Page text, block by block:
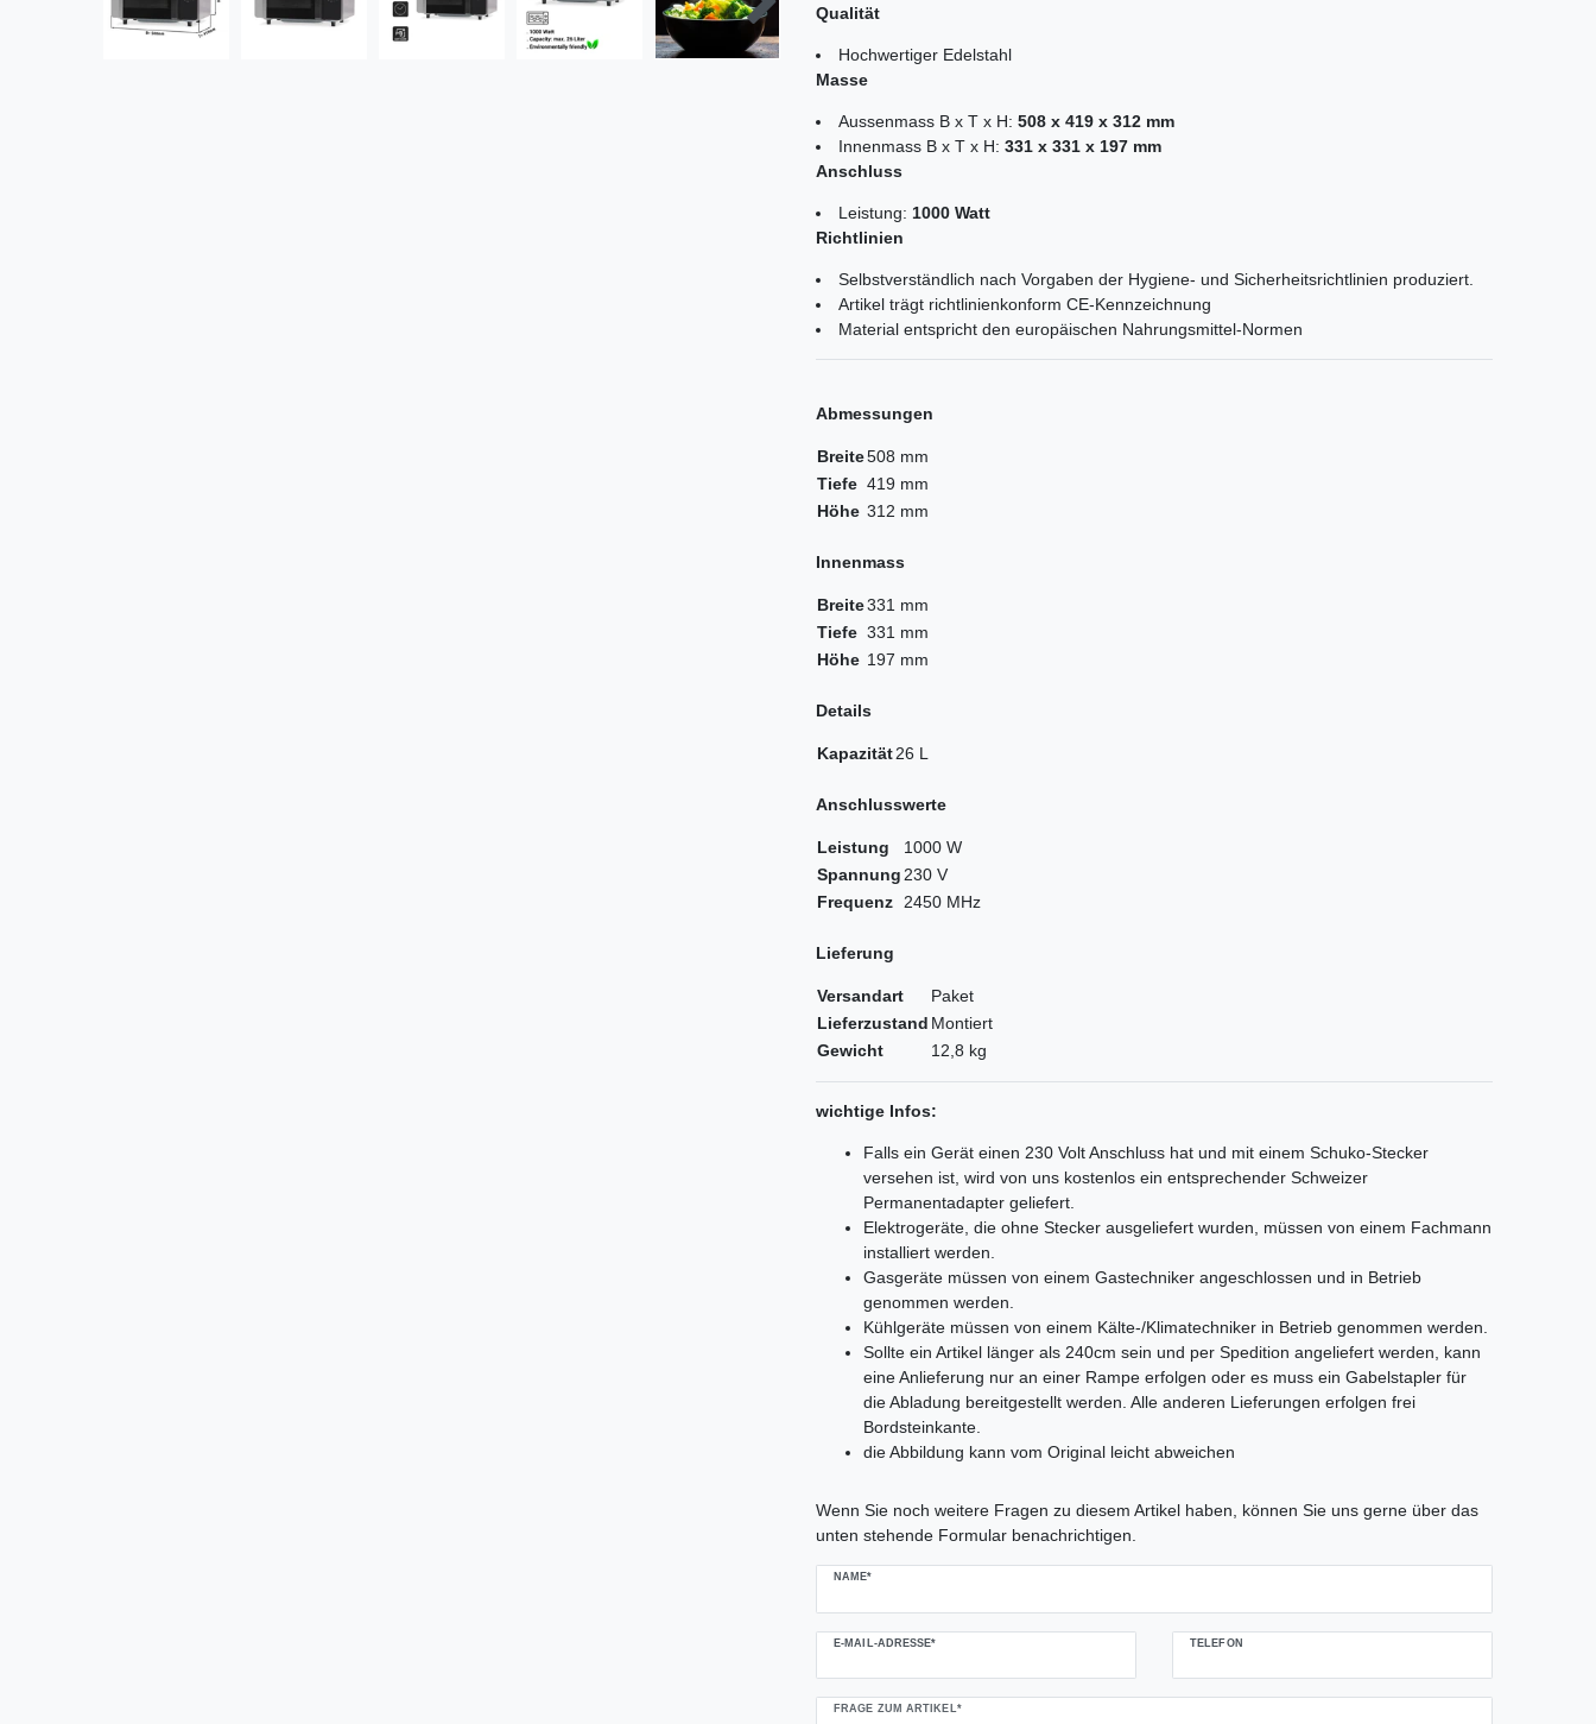
Qualität
Hochwertiger Edelstahl
Masse
Aussenmass B x T x H: 508 x 419 x 312 mm
Innenmass B x T x H: 331 x 331 x 197 mm
Anschluss
Leistung: 1000 Watt
Richtlinien
Selbstverständlich nach Vorgaben der Hygiene- und Sicherheitsrichtlinien produziert.
Artikel trägt richtlinienkonform CE-Kennzeichnung
Material entspricht den europäischen Nahrungsmittel-Normen
Abmessungen
Breite508 mm
Tiefe 419 mm
Höhe 312 mm
Innenmass
Breite331 mm
Tiefe 331 mm
Höhe 197 mm
Details
Kapazität26 L
Anschlusswerte
Leistung
1000 W
Spannung230 V
Frequenz 2450 MHz
Lieferung
Versandart
Paket
Lieferzustand Montiert
Gewicht
12,8 kg
wichtige Infos:
Falls ein Gerät einen 230 Volt Anschluss hat und mit einem Schuko-Stecker
versehen ist, wird von uns kostenlos ein entsprechender Schweizer
Permanentadapter geliefert.
Elektrogeräte, die ohne Stecker ausgeliefert wurden, müssen von einem Fachmann
installiert werden.
Gasgeräte müssen von einem Gastechniker angeschlossen und in Betrieb
genommen werden.
Kühlgeräte müssen von einem Kälte-/Klimatechniker in Betrieb genommen werden.
Sollte ein Artikel länger als 240cm sein und per Spedition angeliefert werden, kann
eine Anlieferung nur an einer Rampe erfolgen oder es muss ein Gabelstapler für
die Abladung bereitgestellt werden. Alle anderen Lieferungen erfolgen frei
Bordsteinkante.
die Abbildung kann vom Original leicht abweichen
Wenn Sie noch weitere Fragen zu diesem Artikel haben, können Sie uns gerne über das
unten stehende Formular benachrichtigen.
NAME*
E-MAIL-ADRESSE* TELEFON
FRAGE ZUM ARTIKEL*